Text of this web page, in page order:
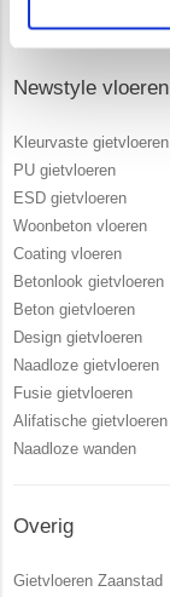
Newstyle vloeren
Kleurvaste gietvloeren
PU gietvloeren
ESD gietvloeren
Woonbeton vloeren
Coating vloeren
Betonlook gietvloeren
Beton gietvloeren
Design gietvloeren
Naadloze gietvloeren
Fusie gietvloeren
Alifatische gietvloeren
Naadloze wanden
Overig
Gietvloeren Zaanstad